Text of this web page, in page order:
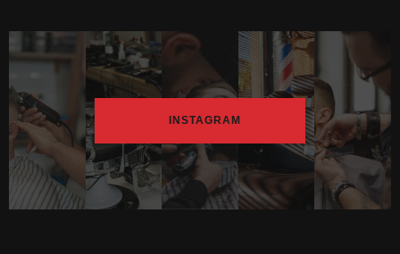
INSTAGRAM